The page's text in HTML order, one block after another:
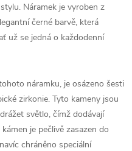
Náramek je vyroben z
černé barvě, která
už se jedná o každodenní
náramku, je osázeno šesti
zirkonie. Tyto kameny jsou
světlo, čímž dodávají
je pečlivě zasazen do
chráněno speciální